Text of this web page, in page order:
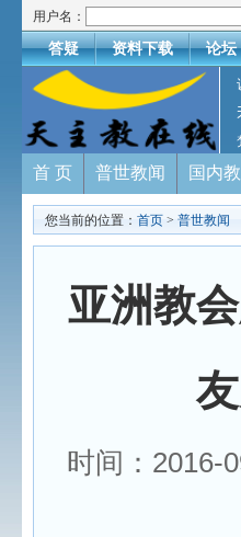
用户名：
答疑 资料下载 论坛
首 页 普世教闻 国内
您当前的位置： 首页 > 普世教闻
亚洲教
时间：2016-